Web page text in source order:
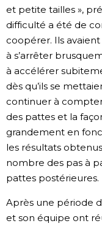
et petite tailles »,
difficulté a été de
coopérer. Ils
à s’arrêter
à accélérer
dès qu’ils se
continuer à
des pattes et la
grandement en
les résultats
nombre des pas à
pattes postérieures.
Après une période
et son équipe ont